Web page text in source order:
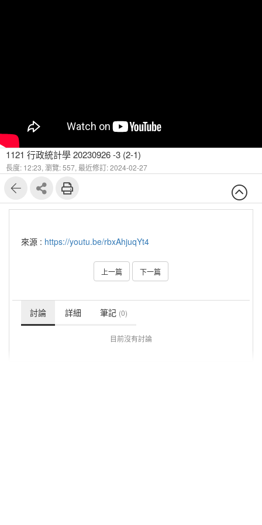
1121 行政統計學 20230926 -3 (2-1)
長度: 12:23, 瀏覽: 557, 最近修訂: 2024-02-27
來源 : https://youtu.be/rbxAhjuqYt4
上一篇 下一篇
討論 詳細 筆記 (0)
目前沒有討論